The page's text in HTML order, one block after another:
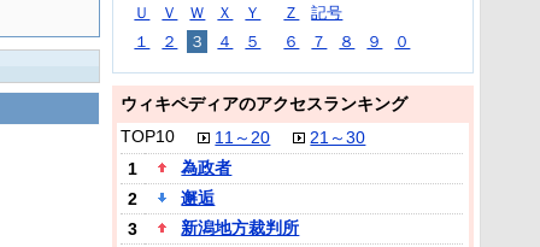
Ｕ
Ｖ Ｗ Ｘ Ｙ Ｚ
記号
１
２ ３ ４ ５ ６ ７ ８ ９ ０
ウィキペディアのアクセスランキング
TOP10
11～20
21～30
1
為政者
2
邂逅
3
新潟地方裁判所